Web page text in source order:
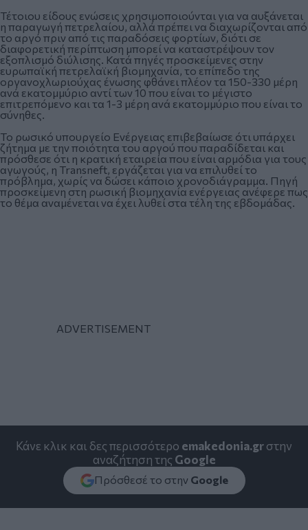
Τέτοιου είδους ενώσεις χρησιμοποιούνται για να αυξάνεται
η παραγωγή πετρελαίου, αλλά πρέπει να διαχωρίζονται από
το αργό πριν από τις παραδόσεις φορτίων, διότι σε
διαφορετική περίπτωση μπορεί να καταστρέψουν τον
εξοπλισμό διύλισης. Κατά πηγές προσκείμενες στην
ευρωπαϊκή πετρελαϊκή βιομηχανία, το επίπεδο της
οργανοχλωριούχας ένωσης φθάνει πλέον τα 150-330 μέρη
ανά εκατομμύριο αντί των 10 που είναι το μέγιστο
επιτρεπόμενο και τα 1-3 μέρη ανά εκατομμύριο που είναι το
σύνηθες.
Το ρωσικό υπουργείο Ενέργειας επιβεβαίωσε ότι υπάρχει
ζήτημα με την ποιότητα του αργού που παραδίδεται και
πρόσθεσε ότι η κρατική εταιρεία που είναι αρμόδια για τους
αγωγούς, η Transneft, εργάζεται για να επιλυθεί το
πρόβλημα, χωρίς να δώσει κάποιο χρονοδιάγραμμα. Πηγή
προσκείμενη στη ρωσική βιομηχανία ενέργειας ανέφερε πως
το θέμα αναμένεται να έχει λυθεί στα τέλη της εβδομάδας.
Κάνε κλικ και δες περισσότερο emakedonia.grστην
αναζήτηση της Google
Πρόσθεσέ το στην Google